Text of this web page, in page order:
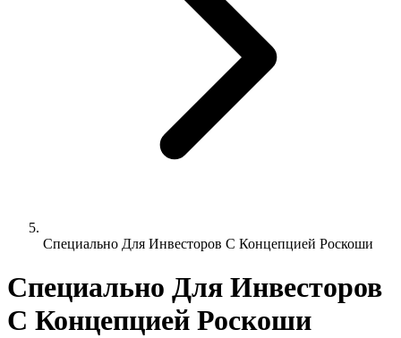
Специально Для Инвесторов С Концепцией Роскоши
Специально Для Инвесторов
С Концепцией Роскоши